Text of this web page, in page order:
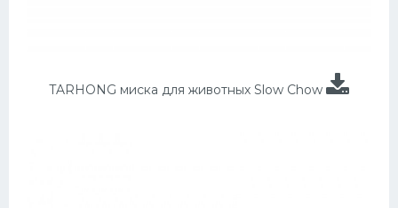
TARHONG миска для животных Slow Chow